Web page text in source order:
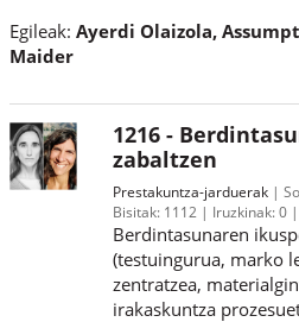
Egileak: Ayerdi Olaizola,
Maider
1216 -
zabaltzen
Prestakuntza-jarduerak
Bisitak: 1112 Iruzkinak:0
Berdintasunaren
(testuingurua, marko
zentratzea,
irakaskuntza